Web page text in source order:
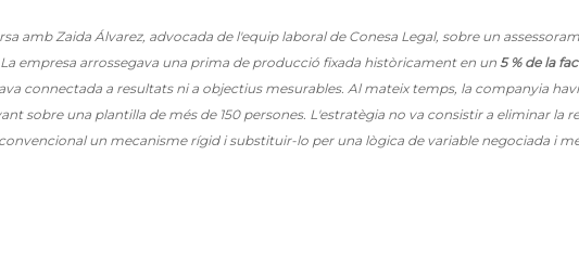
amb Zaida Álvarez, advocada de l'equip laboral de Conesa Legal, sobre un
empresa arrossegava una prima de producció fixada històricament en un 5 % de la
connectada a resultats ni a objectius mesurables. Al mateix temps, la companyia
sobre una plantilla de més de 150 persones. L'estratègia no va consistir a eliminar la
un mecanisme rígid i substituir-lo per una lògica de variable negociada i